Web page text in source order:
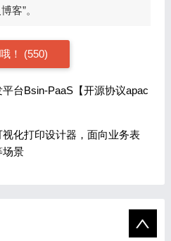
客”。
！ (550)
台Bsin-PaaS【开源协议apac
化打印设计器，面向业务表
场景